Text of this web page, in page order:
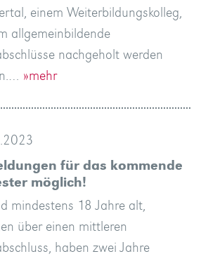
einem Weiterbildungskolleg,
allgemeinbildende
nachgeholt werden
»mehr
für das kommende
möglich!
mindestens 18 Jahre alt,
über einen mittleren
haben zwei Jahre